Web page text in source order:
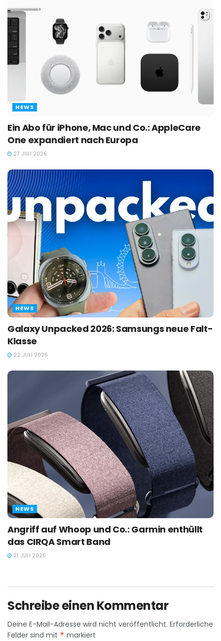
NEWS
Ein Abo für iPhone, Mac und Co.: AppleCare
One expandiert nach Europa
27. JULI 2026
NEWS
Galaxy Unpacked 2026: Samsungs neue Falt-
Klasse
22. JULI 2026
NEWS
Angriff auf Whoop und Co.: Garmin enthüllt
das CIRQA Smart Band
21. JULI 2026
Schreibe einen Kommentar
Deine E-Mail-Adresse wird nicht veröffentlicht. Erforderliche
Felder sind mit * markiert